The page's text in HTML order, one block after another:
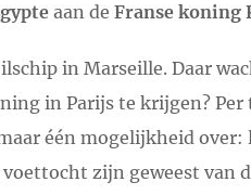
aan de Franse koning
in Marseille. Daar
in Parijs te krijgen?
één mogelijkheid
zijn geweest van